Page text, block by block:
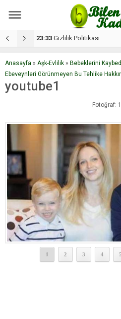
17:08 Dilan, düğününe 5 gün
Anasayfa » Aşk-Evlilik » Bebeklerini
Ebeveynleri Görünmeyen Bu Tehlike
youtube1
Fotoğraf:
1 2 3 4 5